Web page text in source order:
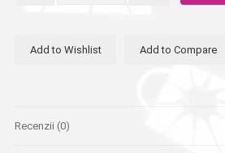
ochelari
Add to Wishlist Add to Compare
Recenzii (0)